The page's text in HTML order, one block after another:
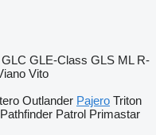
GLC GLE-Class GLS ML R-
Vito
Outlander Pajero Triton
Pathfinder Patrol Primastar